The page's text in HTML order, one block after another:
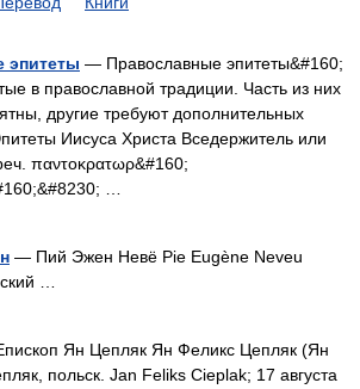
эпитеты — Православные эпитеты&#160;
в православной традиции. Часть из них
другие требуют дополнительных
Иисуса Христа Вседержитель или
παντοκρατωρ&#160;
…
— Пий Эжен Невё Pie Eugène Neveu
…
Ян Цепляк Ян Феликс Цепляк (Ян
польск. Jan Feliks Cieplak; 17 августа